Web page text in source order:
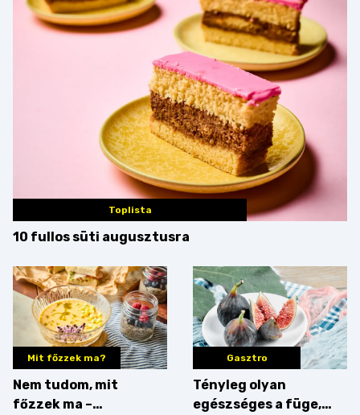
Toplista
10 fullos süti augusztusra
Mit főzzek ma?
Nem tudom, mit
főzzek ma –
Gasztro
Tényleg olyan
egészséges a füge,